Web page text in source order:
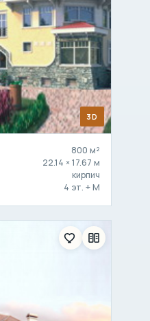
3D
800 м²
22.14 × 17.67 м
кирпич
4 эт. + М